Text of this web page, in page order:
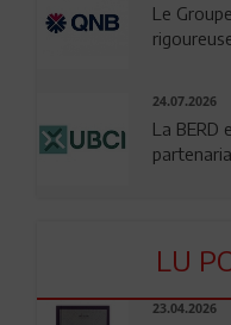
Le
24.07.2026
La BERD
LU
23.04.2026